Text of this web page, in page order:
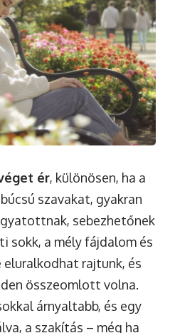
ér, különösen, ha a
szavakat, gyakran
sebezhetőnek
sokk, a mély fájdalom és
rajtunk, és
összeomlott volna.
árnyaltabb, és egy
a szakítás – még ha